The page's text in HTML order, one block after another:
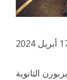
الثانوية